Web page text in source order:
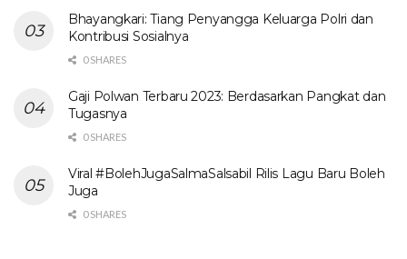
Bhayangkari: Tiang Penyangga Keluarga Polri dan
Kontribusi Sosialnya
0 SHARES
Gaji Polwan Terbaru 2023: Berdasarkan Pangkat dan
Tugasnya
0 SHARES
Viral #BolehJugaSalmaSalsabil Rilis Lagu Baru Boleh
Juga
0 SHARES